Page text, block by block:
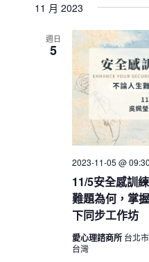
11 月 2023
週日
5
11/5安全感訓
難題為何，掌
下同步工作坊
2023-11-05 @
愛心理諮商所 台北
台灣